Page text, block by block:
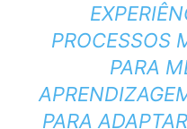
PROCESSOS
PARA
PARA